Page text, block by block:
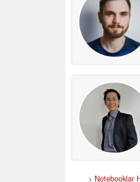
> Notebooklar